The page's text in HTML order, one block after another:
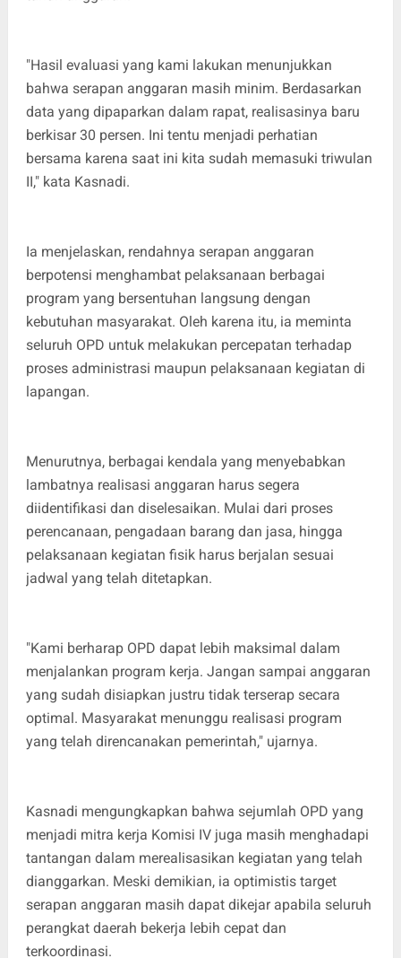
"Hasil evaluasi yang kami lakukan menunjukkan
bahwa serapan anggaran masih minim. Berdasarkan
data yang dipaparkan dalam rapat, realisasinya baru
berkisar 30 persen. Ini tentu menjadi perhatian
bersama karena saat ini kita sudah memasuki triwulan
II," kata Kasnadi.
Ia menjelaskan, rendahnya serapan anggaran
berpotensi menghambat pelaksanaan berbagai
program yang bersentuhan langsung dengan
kebutuhan masyarakat. Oleh karena itu, ia meminta
seluruh OPD untuk melakukan percepatan terhadap
proses administrasi maupun pelaksanaan kegiatan di
lapangan.
Menurutnya, berbagai kendala yang menyebabkan
lambatnya realisasi anggaran harus segera
diidentifikasi dan diselesaikan. Mulai dari proses
perencanaan, pengadaan barang dan jasa, hingga
pelaksanaan kegiatan fisik harus berjalan sesuai
jadwal yang telah ditetapkan.
"Kami berharap OPD dapat lebih maksimal dalam
menjalankan program kerja. Jangan sampai anggaran
yang sudah disiapkan justru tidak terserap secara
optimal. Masyarakat menunggu realisasi program
yang telah direncanakan pemerintah," ujarnya.
Kasnadi mengungkapkan bahwa sejumlah OPD yang
menjadi mitra kerja Komisi IV juga masih menghadapi
tantangan dalam merealisasikan kegiatan yang telah
dianggarkan. Meski demikian, ia optimistis target
serapan anggaran masih dapat dikejar apabila seluruh
perangkat daerah bekerja lebih cepat dan
terkoordinasi.